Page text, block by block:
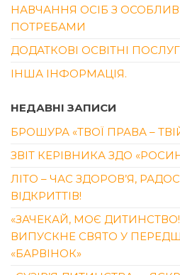
НАВЧАННЯ ОСІБ З
ПОТРЕБАМИ
ДОДАТКОВІ ОСВІТНІ
ІНША ІНФОРМАЦІЯ.
НЕДАВНІ ЗАПИСИ
БРОШУРА «ТВОЇ ПРАВА –
ЗВІТ КЕРІВНИКА ЗДО
ЛІТО – ЧАС ЗДОРОВ’Я,
ВІДКРИТТІВ!
«ЗАЧЕКАЙ, МОЄ
ВИПУСКНЕ СВЯТО У
«БАРВІНОК»